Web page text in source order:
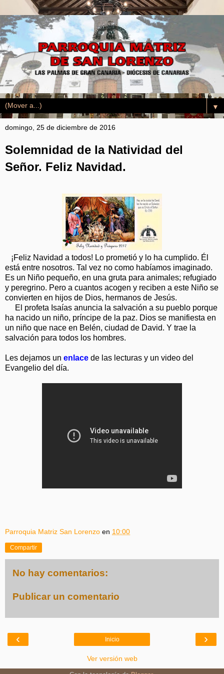
▼
domingo, 25 de diciembre de 2016
Solemnidad de la Natividad del
Señor. Feliz Navidad.
¡Feliz Navidad a todos! Lo prometió y lo ha cumplido. Él
está entre nosotros. Tal vez no como habíamos imaginado.
Es un Niño pequeño, en una gruta para animales; refugiado
y peregrino. Pero a cuantos acogen y reciben a este Niño se
convierten en hijos de Dios, hermanos de Jesús.
El profeta Isaías anuncia la salvación a su pueblo porque
ha nacido un niño, príncipe de la paz. Dios se manifiesta en
un niño que nace en Belén, ciudad de David. Y trae la
salvación para todos los hombres.
Les dejamos un enlace de las lecturas y un video del
Evangelio del día.
Parroquia Matriz San Lorenzo en 10:00
Compartir
No hay comentarios:
Publicar un comentario
‹ ›
Inicio
Ver versión web